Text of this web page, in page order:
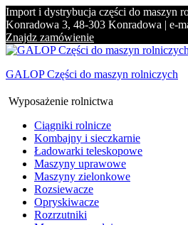
Import i dystrybucja części do maszyn
Konradowa 3, 48-303 Konradowa | e-
Znajdz zamówienie
GALOP Części do maszyn rolniczych
Wyposażenie rolnictwa
Ciągniki rolnicze
Kombajny i sieczkarnie
Ładowarki teleskopowe
Maszyny uprawowe
Maszyny zielonkowe
Rozsiewacze
Opryskiwacze
Rozrzutniki